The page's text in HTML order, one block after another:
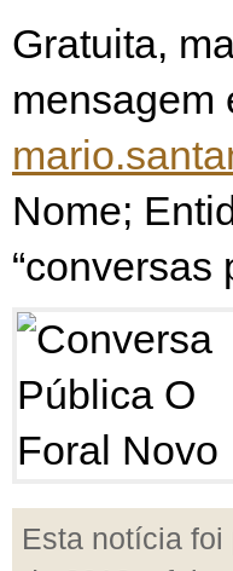
Gratuita,
mensagem
Nome;
“conversas
Esta notícia